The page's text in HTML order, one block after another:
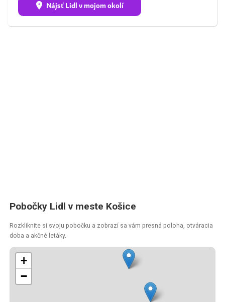
Nájsť Lidl v mojom okolí
Pobočky Lidl v meste Košice
Rozkliknite si svoju pobočku a zobrazí sa vám presná poloha, otváracia
doba a akčné letáky.
+
−